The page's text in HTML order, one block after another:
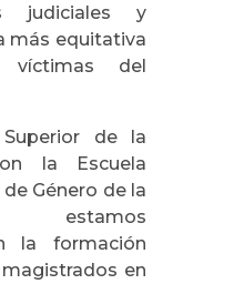
judiciales y
más equitativa
víctimas del
de la
la Escuela
Género de la
estamos
la formación
en